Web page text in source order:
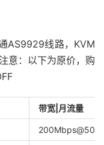
AS9929线路，KVM
意：以下为原价，购
带宽|月流量